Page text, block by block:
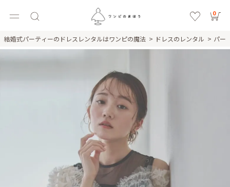
0
結婚式パーティーのドレスレンタルはワンピの魔法 ドレスのレンタル パー